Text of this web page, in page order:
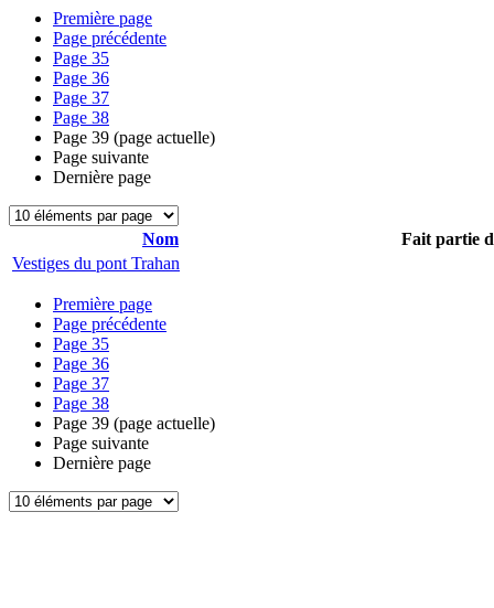
Première page
Page précédente
Page 35
Page 36
Page 37
Page 38
Page 39 (page actuelle)
Page suivante
Dernière page
Nom
Fait partie
Vestiges du pont Trahan
Première page
Page précédente
Page 35
Page 36
Page 37
Page 38
Page 39 (page actuelle)
Page suivante
Dernière page